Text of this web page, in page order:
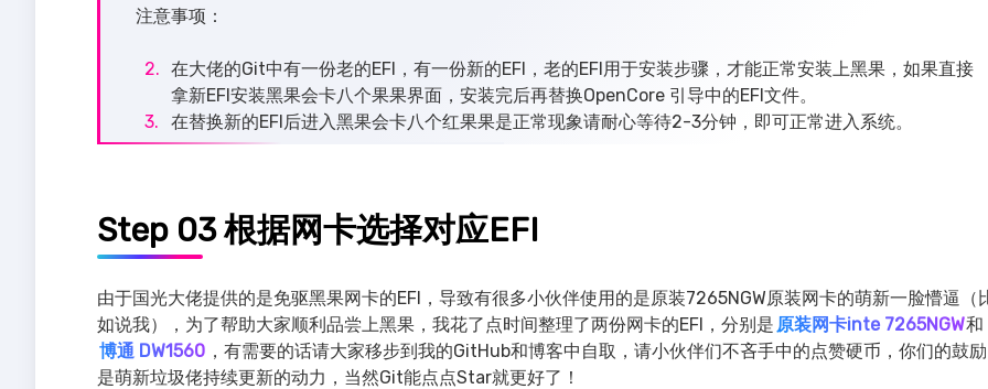
注意事项：
在大佬的Git中有一份老的EFI，有一份新的EFI，老的EFI用于安装步骤，才能正常安装上黑果，如果直接
拿新EFI安装黑果会卡八个果果界面，安装完后再替换OpenCore 引导中的EFI文件。
在替换新的EFI后进入黑果会卡八个红果果是正常现象请耐心等待2-3分钟，即可正常进入系统。
Step 03 根据网卡选择对应EFI
由于国光大佬提供的是免驱黑果网卡的EFI，导致有很多小伙伴使用的是原装7265NGW原装网卡的萌新一脸懵逼（
如说我），为了帮助大家顺利品尝上黑果，我花了点时间整理了两份网卡的EFI，分别是 原装网卡inte 7265NGW和
博通 DW1560 ，有需要的话请大家移步到我的GitHub和博客中自取，请小伙伴们不吝手中的点赞硬币，你们的鼓励
是萌新垃圾佬持续更新的动力，当然Git能点点Star就更好了！